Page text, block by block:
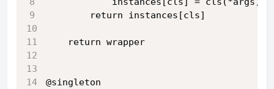
        return instances[cls]
    return wrapper
@singleton